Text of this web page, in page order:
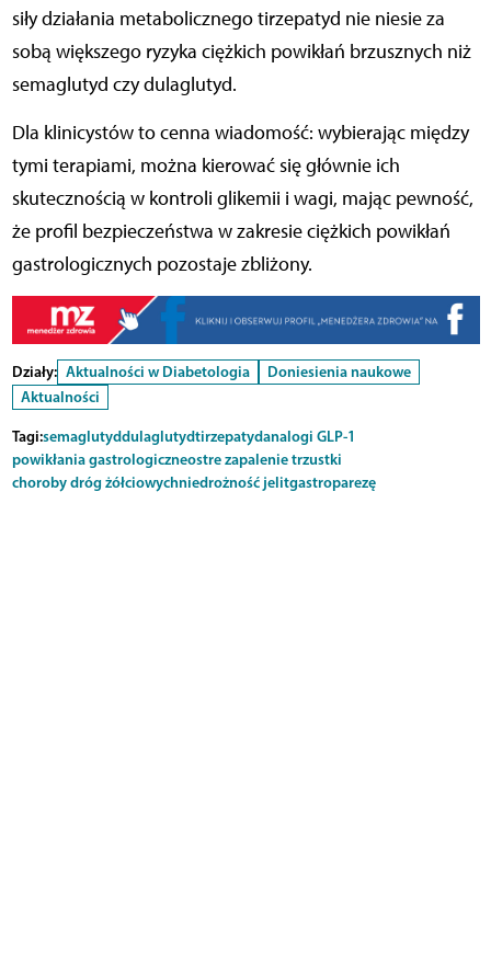
siły działania metabolicznego tirzepatyd nie niesie za
sobą większego ryzyka ciężkich powikłań brzusznych niż
semaglutyd czy dulaglutyd.
Dla klinicystów to cenna wiadomość: wybierając między
tymi terapiami, można kierować się głównie ich
skutecznością w kontroli glikemii i wagi, mając pewność,
że profil bezpieczeństwa w zakresie ciężkich powikłań
gastrologicznych pozostaje zbliżony.
Działy: Aktualności w Diabetologia
Doniesienia naukowe
Aktualności
Tagi:semaglutyddulaglutydtirzepatydanalogi GLP-1
powikłania gastrologiczneostre zapalenie trzustki
choroby dróg żółciowychniedrożność jelitgastroparezę